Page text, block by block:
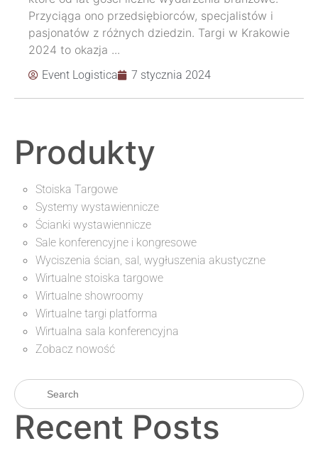
Przyciąga ono przedsiębiorców, specjalistów i
pasjonatów z różnych dziedzin. Targi w Krakowie
2024 to okazja ...
Event Logistica 7 stycznia 2024
Produkty
Stoiska Targowe
Systemy wystawiennicze
Ścianki wystawiennicze
Sale konferencyjne i kongresowe
Wyciszenia ścian, sal, wygłuszenia akustyczne
Wirtualne stoiska targowe
Wirtualne showroomy
Wirtualne targi platforma
Wirtualna sala konferencyjna
Zobacz nowość
Recent Posts